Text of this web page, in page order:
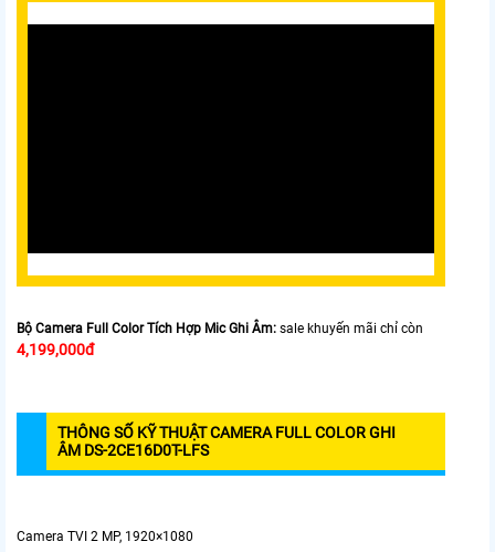
Bộ Camera Full Color Tích Hợp Mic Ghi Âm: sale khuyến mãi chỉ còn
4,199,000đ
THÔNG SỐ KỸ THUẬT CAMERA FULL COLOR GHI
ÂM DS-2CE16D0T-LFS
Camera TVI 2 MP, 1920×1080